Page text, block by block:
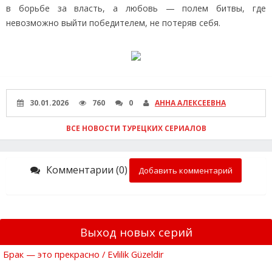
в борьбе за власть, а любовь — полем битвы, где
невозможно выйти победителем, не потеряв себя.
30.01.2026 760 0 АННА АЛЕКСЕЕВНА
ВСЕ НОВОСТИ ТУРЕЦКИХ СЕРИАЛОВ
Комментарии (0) Добавить комментарий
Выход новых серий
Брак — это прекрасно / Evlilik Güzeldir